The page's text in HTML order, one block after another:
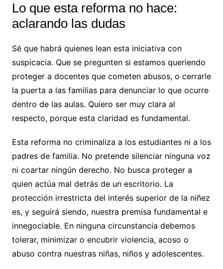
Lo que esta reforma no hace:
aclarando las dudas
Sé que habrá quienes lean esta iniciativa con
suspicacia. Que se pregunten si estamos queriendo
proteger a docentes que cometen abusos, o cerrarle
la puerta a las familias para denunciar lo que ocurre
dentro de las aulas. Quiero ser muy clara al
respecto, porque esta claridad es fundamental.
Esta reforma no criminaliza a los estudiantes ni a los
padres de familia. No pretende silenciar ninguna voz
ni coartar ningún derecho. No busca proteger a
quien actúa mal detrás de un escritorio. La
protección irrestricta del interés superior de la niñez
es, y seguirá siendo, nuestra premisa fundamental e
innegociable. En ninguna circunstancia debemos
tolerar, minimizar o encubrir violencia, acoso o
abuso contra nuestras niñas, niños y adolescentes.